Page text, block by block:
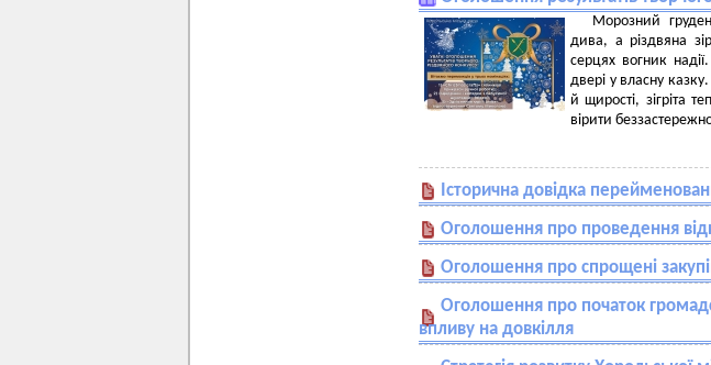
Морозний
дива, а різдвяна
серцях вогник
двері у власну
й щирості, зігріта
вірити
Історична довідка
Оголошення про проведення
Оголошення про спрощені
Оголошення про початок
впливу на довкілля